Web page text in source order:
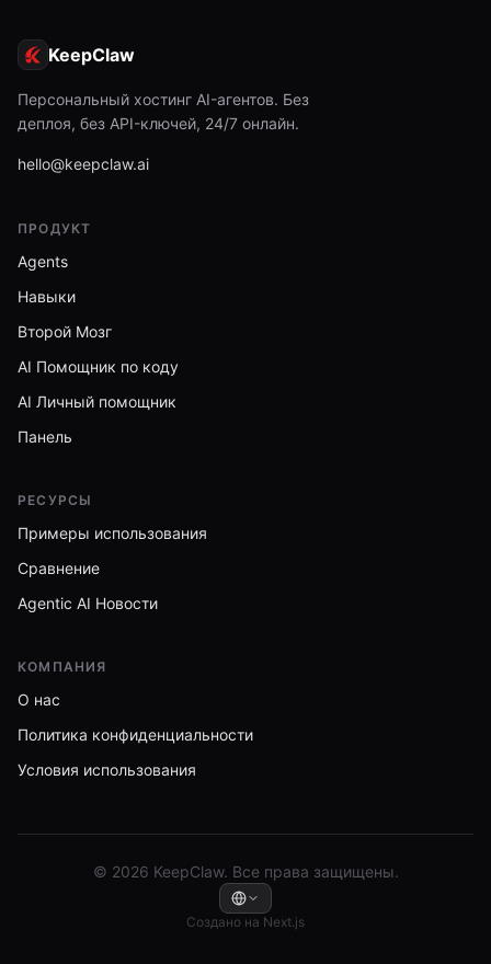
KeepClaw
Персональный хостинг AI-агентов. Без
деплоя, без API-ключей, 24/7 онлайн.
hello@keepclaw.ai
ПРОДУКТ
Agents
Навыки
Второй Мозг
AI Помощник по коду
AI Личный помощник
Панель
РЕСУРСЫ
Примеры использования
Сравнение
Agentic AI Новости
КОМПАНИЯ
О нас
Политика конфиденциальности
Условия использования
© 2026 KeepClaw. Все права защищены.
Создано на Next.js